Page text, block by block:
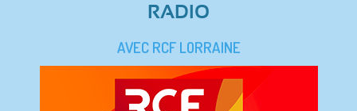
RADIO
AVEC RCF LORRAINE